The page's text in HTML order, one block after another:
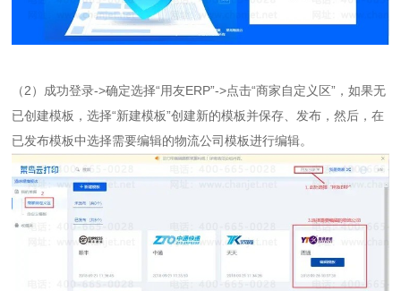
（2）成功登录->确定选择“用友ERP”->点击“商家自定义区”，如果无
已创建模板，选择“新建模板”创建新的模板并保存、发布，然后，在
已发布模板中选择需要编辑的物流公司模板进行编辑。